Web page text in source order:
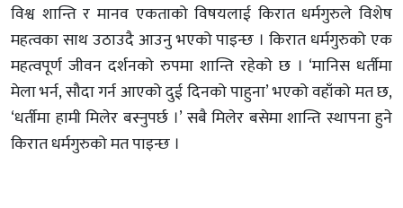
विश्व शान्ति र मानव एकताको विषयलाई किरात धर्मगुरुले विशेष
महत्वका साथ उठाउदै आउनु भएको पाइन्छ । किरात धर्मगुरुको एक
महत्वपूर्ण जीवन दर्शनको रुपमा शान्ति रहेको छ । ‘मानिस धर्तीमा
मेला भर्न, सौदा गर्न आएको दुई दिनको पाहुना’ भएको वहाँको मत छ,
‘धर्तीमा हामी मिलेर बस्नुपर्छ ।’ सबै मिलेर बसेमा शान्ति स्थापना हुने
किरात धर्मगुरुको मत पाइन्छ ।